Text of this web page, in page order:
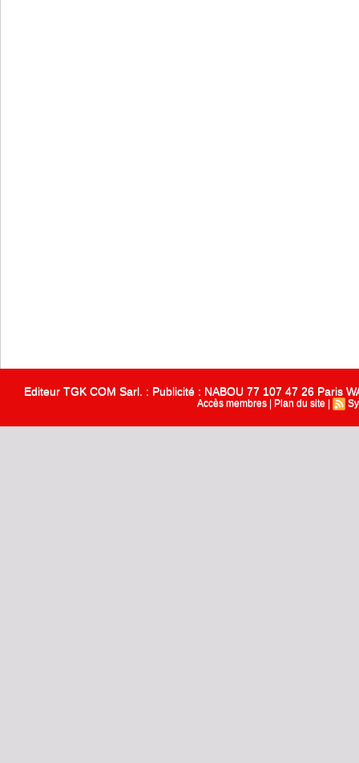
Editeur TGK COM Sarl. : Publicité : NABOU 77 107 47 26 Paris
Accès membres Plan du site